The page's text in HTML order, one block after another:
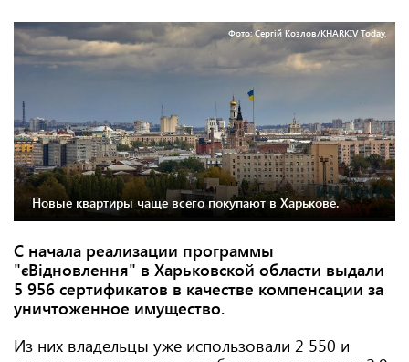
Фото: Сергій Козлов/KHARKIV Today.
Новые квартиры чаще всего покупают в Харькове.
С начала реализации программы
"єВідновлення" в Харьковской области выдали
5 956 сертификатов в качестве компенсации за
уничтоженное имущество.
Из них владельцы уже использовали 2 550 и